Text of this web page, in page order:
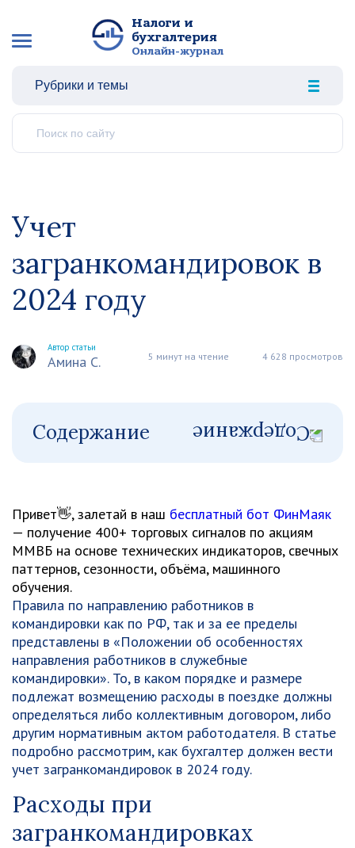
Налоги и
бухгалтерия
Онлайн-журнал
Рубрики и темы
Учет
загранкомандировок в
2024 году
Автор статьи
Амина С. 5 минут на чтение 4 628 просмотров
Содержание
Привет👋, залетай в наш бесплатный бот ФинМаяк
— получение 400+ торговых сигналов по акциям
ММВБ на основе технических индикаторов, свечных
паттернов, сезонности, объёма, машинного
обучения.
Правила по направлению работников в
командировки как по РФ, так и за ее пределы
представлены в «Положении об особенностях
направления работников в служебные
командировки». То, в каком порядке и размере
подлежат возмещению расходы в поездке должны
определяться либо коллективным договором, либо
другим нормативным актом работодателя. В статье
подробно рассмотрим, как бухгалтер должен вести
учет загранкомандировок в 2024 году.
Расходы при
загранкомандировках